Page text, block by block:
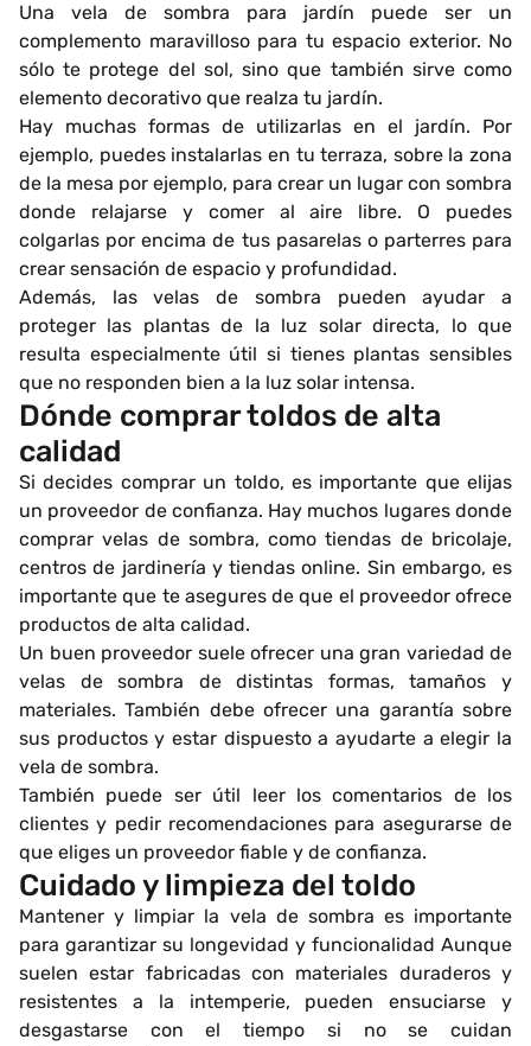
Una vela de sombra para jardín puede ser un
complemento maravilloso para tu espacio exterior. No
sólo te protege del sol, sino que también sirve como
elemento decorativo que realza tu jardín.
Hay muchas formas de utilizarlas en el jardín. Por
ejemplo, puedes instalarlas en tu terraza, sobre la zona
de la mesa por ejemplo, para crear un lugar con sombra
donde relajarse y comer al aire libre. O puedes
colgarlas por encima de tus pasarelas o parterres para
crear sensación de espacio y profundidad.
Además, las velas de sombra pueden ayudar a
proteger las plantas de la luz solar directa, lo que
resulta especialmente útil si tienes plantas sensibles
que no responden bien a la luz solar intensa.
Dónde comprar toldos de alta
calidad
Si decides comprar un toldo, es importante que elijas
un proveedor de confianza. Hay muchos lugares donde
comprar velas de sombra, como tiendas de bricolaje,
centros de jardinería y tiendas online. Sin embargo, es
importante que te asegures de que el proveedor ofrece
productos de alta calidad.
Un buen proveedor suele ofrecer una gran variedad de
velas de sombra de distintas formas, tamaños y
materiales. También debe ofrecer una garantía sobre
sus productos y estar dispuesto a ayudarte a elegir la
vela de sombra.
También puede ser útil leer los comentarios de los
clientes y pedir recomendaciones para asegurarse de
que eliges un proveedor fiable y de confianza.
Cuidado y limpieza del toldo
Mantener y limpiar la vela de sombra es importante
para garantizar su longevidad y funcionalidad Aunque
suelen estar fabricadas con materiales duraderos y
resistentes a la intemperie, pueden ensuciarse y
desgastarse con el tiempo si no se cuidan